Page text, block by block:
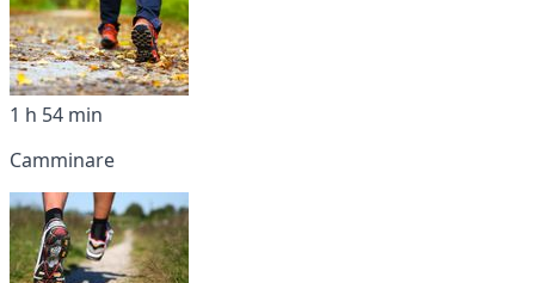
1 h 54 min
Camminare